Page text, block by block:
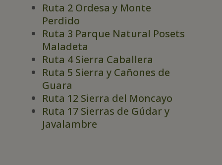
Ruta 2 Ordesa y Monte
Perdido
Ruta 3 Parque Natural Posets
Maladeta
Ruta 4 Sierra Caballera
Ruta 5 Sierra y Cañones de
Guara
Ruta 12 Sierra del Moncayo
Ruta 17 Sierras de Gúdar y
Javalambre